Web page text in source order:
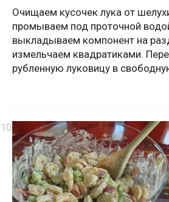
Очищаем кусочек лука от
промываем под проточной
выкладываем компонент на
измельчаем квадратиками.
рубленную луковицу в